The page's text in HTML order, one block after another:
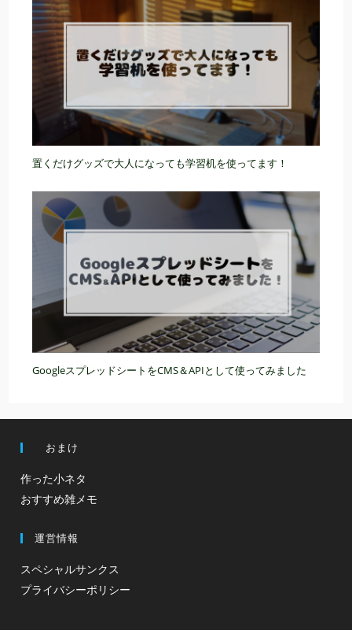
置くだけグッズで大人になっても学習机を使ってます！
GoogleスプレッドシートをCMS＆APIとして使ってみました
おまけ
作った小ネタ
おすすめ雑メモ
運営情報
スペシャルサンクス
プライバシーポリシー